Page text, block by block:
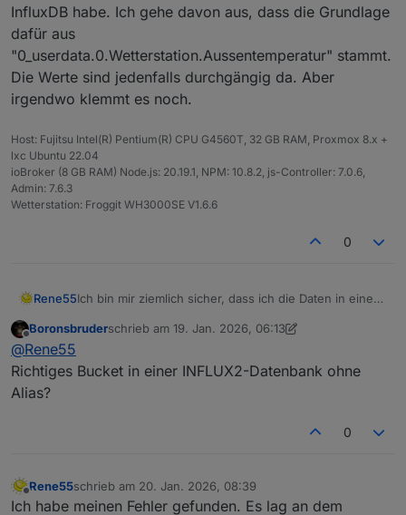
InfluxDB habe. Ich gehe davon aus, dass die Grundlage
dafür aus
"0_userdata.0.Wetterstation.Aussentemperatur" stammt.
Die Werte sind jedenfalls durchgängig da. Aber
irgendwo klemmt es noch.
Host: Fujitsu Intel(R) Pentium(R) CPU G4560T, 32 GB RAM, Proxmox 8.x +
lxc Ubuntu 22.04
ioBroker (8 GB RAM) Node.js: 20.19.1, NPM: 10.8.2, js-Controller: 7.0.6,
Admin: 7.6.3
Wetterstation: Froggit WH3000SE V1.6.6
0
Rene55Ich bin mir ziemlich sicher, dass ich die Daten in einer
Grundlage dafür aus
stammt. Die Werte sind jedenfalls durchgängig da.
Offline
Boronsbruderschrieb am 19. Jan. 2026, 06:13
zuletzt editiert von Boronsbruder
@Rene55
Richtiges Bucket in einer INFLUX2-Datenbank ohne
Alias?
0
Offline
Rene55schrieb am 20. Jan. 2026, 08:39
zuletzt editiert von
Ich habe meinen Fehler gefunden. Es lag an dem